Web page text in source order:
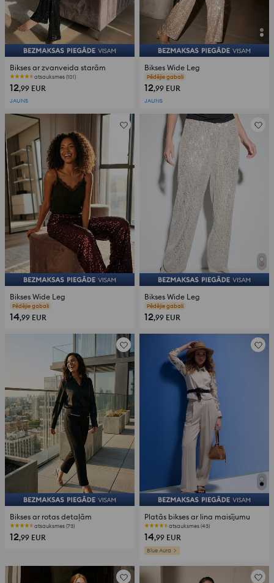
Bikses ar zvanveida starām
atsauksmes (101)
12,99 EUR
JAUNS
Bikses Wide Leg
atsauksmes (50)
12,99 EUR
JAUNS
Bikses Wide Leg
atsauksmes (252)
14,99 EUR
Bikses Wide Leg
atsauksmes (50)
12,99 EUR
Bikses ar rotas detaļām
atsauksmes (73)
12,99 EUR
Platās bikses ar lina maisījumu
atsauksmes (43)
14,99 EUR
Blue Aura